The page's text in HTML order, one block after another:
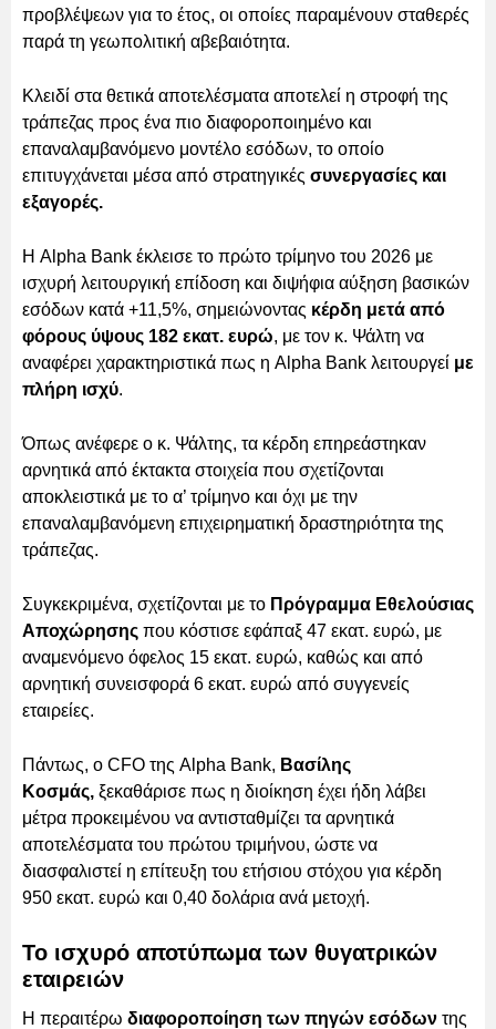
προβλέψεων για το έτος, οι οποίες παραμένουν σταθερές
παρά τη γεωπολιτική αβεβαιότητα.
Κλειδί στα θετικά αποτελέσματα αποτελεί η στροφή της
τράπεζας προς ένα πιο διαφοροποιημένο και
επαναλαμβανόμενο μοντέλο εσόδων, το οποίο
επιτυγχάνεται μέσα από στρατηγικές συνεργασίες και
εξαγορές.
Η Alpha Bank έκλεισε το πρώτο τρίμηνο του 2026 με
ισχυρή λειτουργική επίδοση και διψήφια αύξηση βασικών
εσόδων κατά +11,5%, σημειώνοντας κέρδη μετά από
φόρους ύψους 182 εκατ. ευρώ, με τον κ. Ψάλτη να
αναφέρει χαρακτηριστικά πως η Alpha Bank λειτουργεί με
πλήρη ισχύ.
Όπως ανέφερε ο κ. Ψάλτης, τα κέρδη επηρεάστηκαν
αρνητικά από έκτακτα στοιχεία που σχετίζονται
αποκλειστικά με το α’ τρίμηνο και όχι με την
επαναλαμβανόμενη επιχειρηματική δραστηριότητα της
τράπεζας.
Συγκεκριμένα, σχετίζονται με το Πρόγραμμα Εθελούσιας
Αποχώρησης που κόστισε εφάπαξ 47 εκατ. ευρώ, με
αναμενόμενο όφελος 15 εκατ. ευρώ, καθώς και από
αρνητική συνεισφορά 6 εκατ. ευρώ από συγγενείς
εταιρείες.
Πάντως, ο CFO της Alpha Bank, Βασίλης
Κοσμάς, ξεκαθάρισε πως η διοίκηση έχει ήδη λάβει
μέτρα προκειμένου να αντισταθμίζει τα αρνητικά
αποτελέσματα του πρώτου τριμήνου, ώστε να
διασφαλιστεί η επίτευξη του ετήσιου στόχου για κέρδη
950 εκατ. ευρώ και 0,40 δολάρια ανά μετοχή.
Το ισχυρό αποτύπωμα των θυγατρικών
εταιρειών
Η περαιτέρω διαφοροποίηση των πηγών εσόδων της